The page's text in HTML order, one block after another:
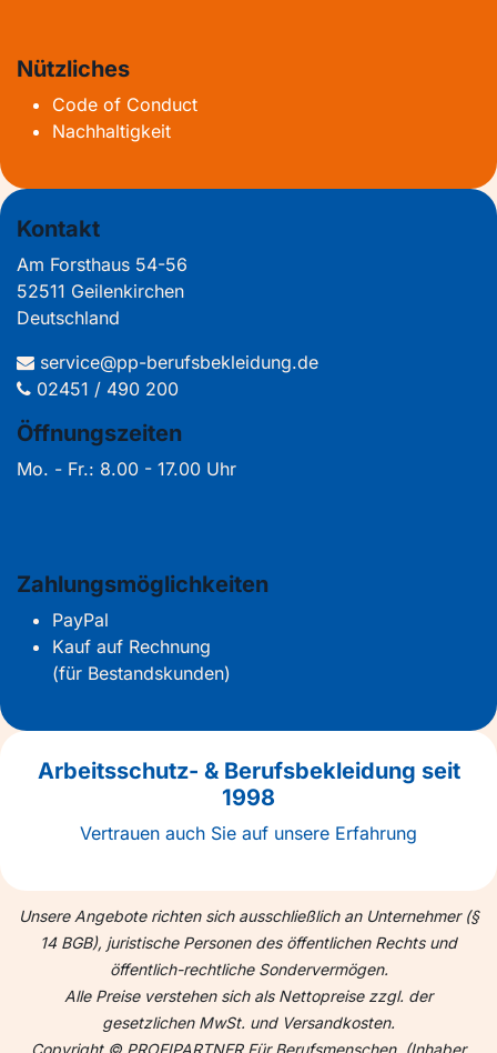
Nützliches
Code of Conduct
Nachhaltigkeit
Kontakt
Am Forsthaus 54-56
52511 Geilenkirchen
Deutschland
service@pp-berufsbekleidung.de
02451 / 490 200
Öffnungszeiten
Mo. - Fr.: 8.00 - 17.00 Uhr
Zahlungsmöglichkeiten
PayPal
Kauf auf Rechnung
(für Bestandskunden)
Arbeitsschutz- & Berufsbekleidung seit
1998
Vertrauen auch Sie auf unsere Erfahrung
Unsere Angebote richten sich ausschließlich an Unternehmer (§
14 BGB), juristische Personen des öffentlichen Rechts und
öffentlich-rechtliche Sondervermögen.
Alle Preise verstehen sich als Nettopreise zzgl. der
gesetzlichen MwSt. und Versandkosten.